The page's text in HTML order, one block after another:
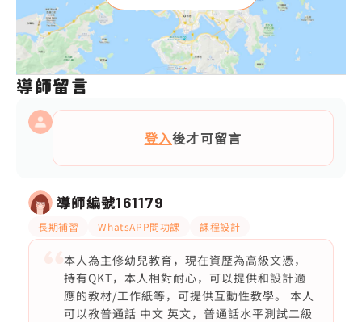
導師留言
登入後才可留言
導師編號161179
長期補習 WhatsAPP問功課 課程設計
本人為主修幼兒教育，現在資歷為高級文憑，
持有QKT，本人相對耐心，可以提供和設計適
應的教材/工作紙等，可提供互動性教學。 本人
可以教普通話 中文 英文，普通話水平測試二級